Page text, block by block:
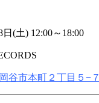
日(土) 12:00～18:00
谷市本町２丁目５−７